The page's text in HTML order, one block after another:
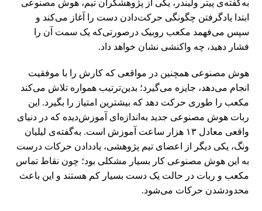
به‌گفته‌ی پیتر ولیندر، یکی از پژوهشگران تیم، هوش مصنوعی
ابتدا یادگرفتن چگونگی حرکت‌دادن دست را آغاز می‌کند و
سپس می‌فهمد مکعب روبیک در‌صورتی‌که یک سمت آن را
فشار دهید، چه واکنشی نشان خواهد داد.
هوش مصنوعی همچنین در مواقعی که کارش را با موفقیت
انجام می‌دهد، جایزه می‌گیرد؛ بدین‌ترتیب همواره تلاش می‌کند
مکعب را طوری حرکت دهد که بیشترین امتیاز را بگیرد. این
ربات هوش مصنوعی جدید به‌اندازه‌ای آموزش‌دیده که در دنیای
واقعی معادل ۱۳ هزار ساعت آموزش است. به‌گفته‌ی لیلیان
ونگ، یکی دیگر از اعضای تیم پژوهشی، یاددادن حرکات درست
به این هوش مصنوعی کار بسیار مشکلی بود؛ چون نقاط تماس
مکعب و ربات در حالت یک دست بسیار کم هستند و این باعث
محدودشدن حرکات می‌شود.